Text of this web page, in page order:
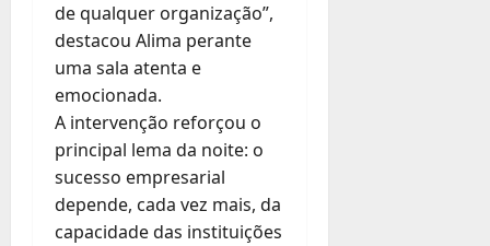
de qualquer organização”,
destacou Alima perante
uma sala atenta e
emocionada.
A intervenção reforçou o
principal lema da noite: o
sucesso empresarial
depende, cada vez mais, da
capacidade das instituições